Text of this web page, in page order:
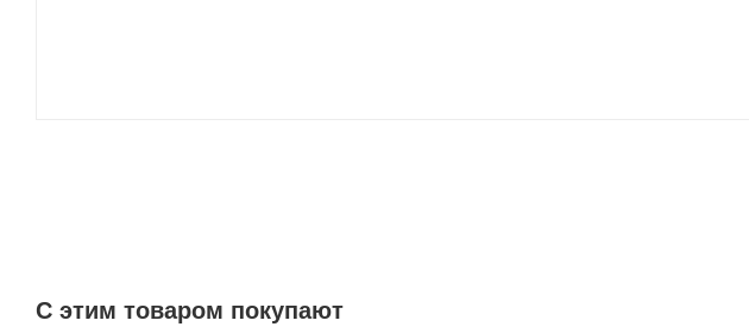
C этим товаром покупают